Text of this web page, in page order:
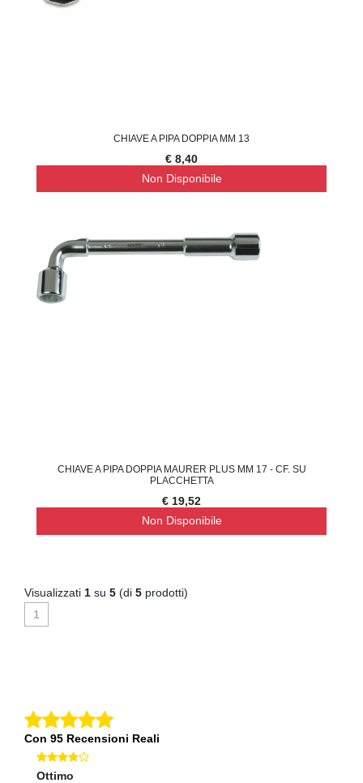
CHIAVE A PIPA DOPPIA MM 13
€ 8,40
Non Disponibile
CHIAVE A PIPA DOPPIA MAURER PLUS MM 17 - CF. SU
PLACCHETTA
€ 19,52
Non Disponibile
Visualizzati 1 su 5 (di 5 prodotti)
1
Con 95 Recensioni Reali
Ottimo